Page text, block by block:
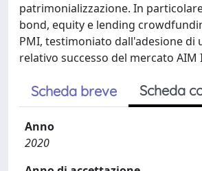
patrimonializzazione. In
bond, equity e lending
PMI, testimoniato dall'adesione di
relativo successo del mercato AIM
Scheda breve Scheda
Anno
2020